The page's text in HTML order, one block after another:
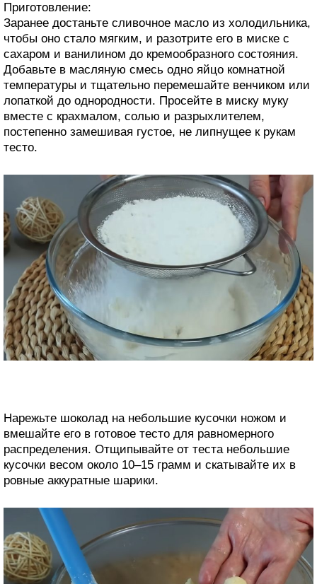
Приготовление:
Заранее достаньте сливочное масло из холодильника,
чтобы оно стало мягким, и разотрите его в миске с
сахаром и ванилином до кремообразного состояния.
Добавьте в масляную смесь одно яйцо комнатной
температуры и тщательно перемешайте венчиком или
лопаткой до однородности. Просейте в миску муку
вместе с крахмалом, солью и разрыхлителем,
постепенно замешивая густое, не липнущее к рукам
тесто.
Нарежьте шоколад на небольшие кусочки ножом и
вмешайте его в готовое тесто для равномерного
распределения. Отщипывайте от теста небольшие
кусочки весом около 10–15 грамм и скатывайте их в
ровные аккуратные шарики.